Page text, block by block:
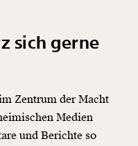
sich gerne
Zentrum der Macht
Medien
und Berichte so